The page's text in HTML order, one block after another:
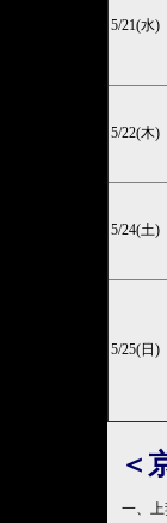
5/21(水)
5/22(木)
5/24(土)
5/25(日)
＜
一、